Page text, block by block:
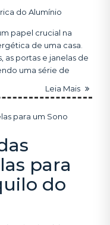
do Alumínio
papel crucial na
de uma casa.
as portas e janelas de
uma série de
Leia Mais
para
do